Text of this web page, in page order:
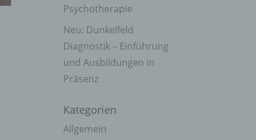
Psychotherapie
Neu: Dunkelfeld
Diagnostik – Einführung
und Ausbildungen in
Präsenz
Kategorien
Allgemein